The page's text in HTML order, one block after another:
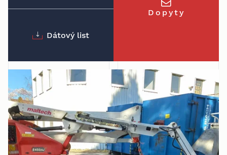
Dátový list
Dopyty